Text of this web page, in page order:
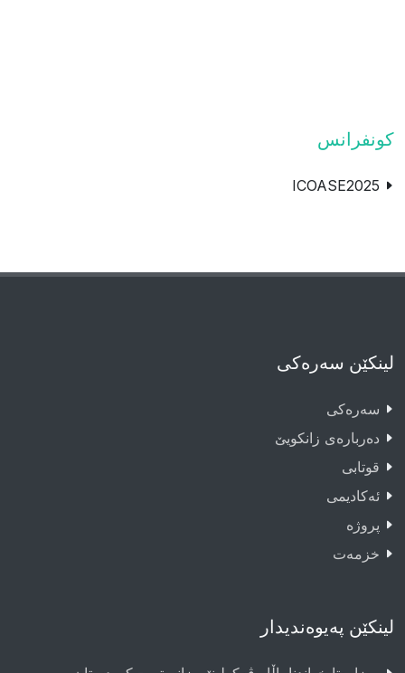
كونفرانس
ICOASE2025
لینکێن سەرەکی
سەرەکى
دەربارەى زانکویێ
قوتابى
ئەکادیمى
پروژە
خزمەت
لینکێن پەیوەندیدار